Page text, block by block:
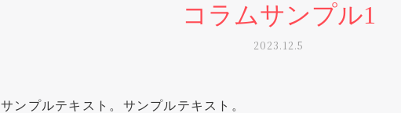
コラムサンプル1
2023.12.5
サンプルテキスト。サンプルテキスト。